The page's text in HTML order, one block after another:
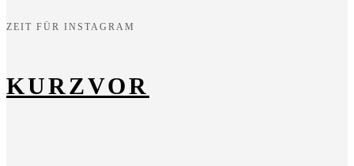
ZEIT FÜR INSTAGRAM
KURZVOR